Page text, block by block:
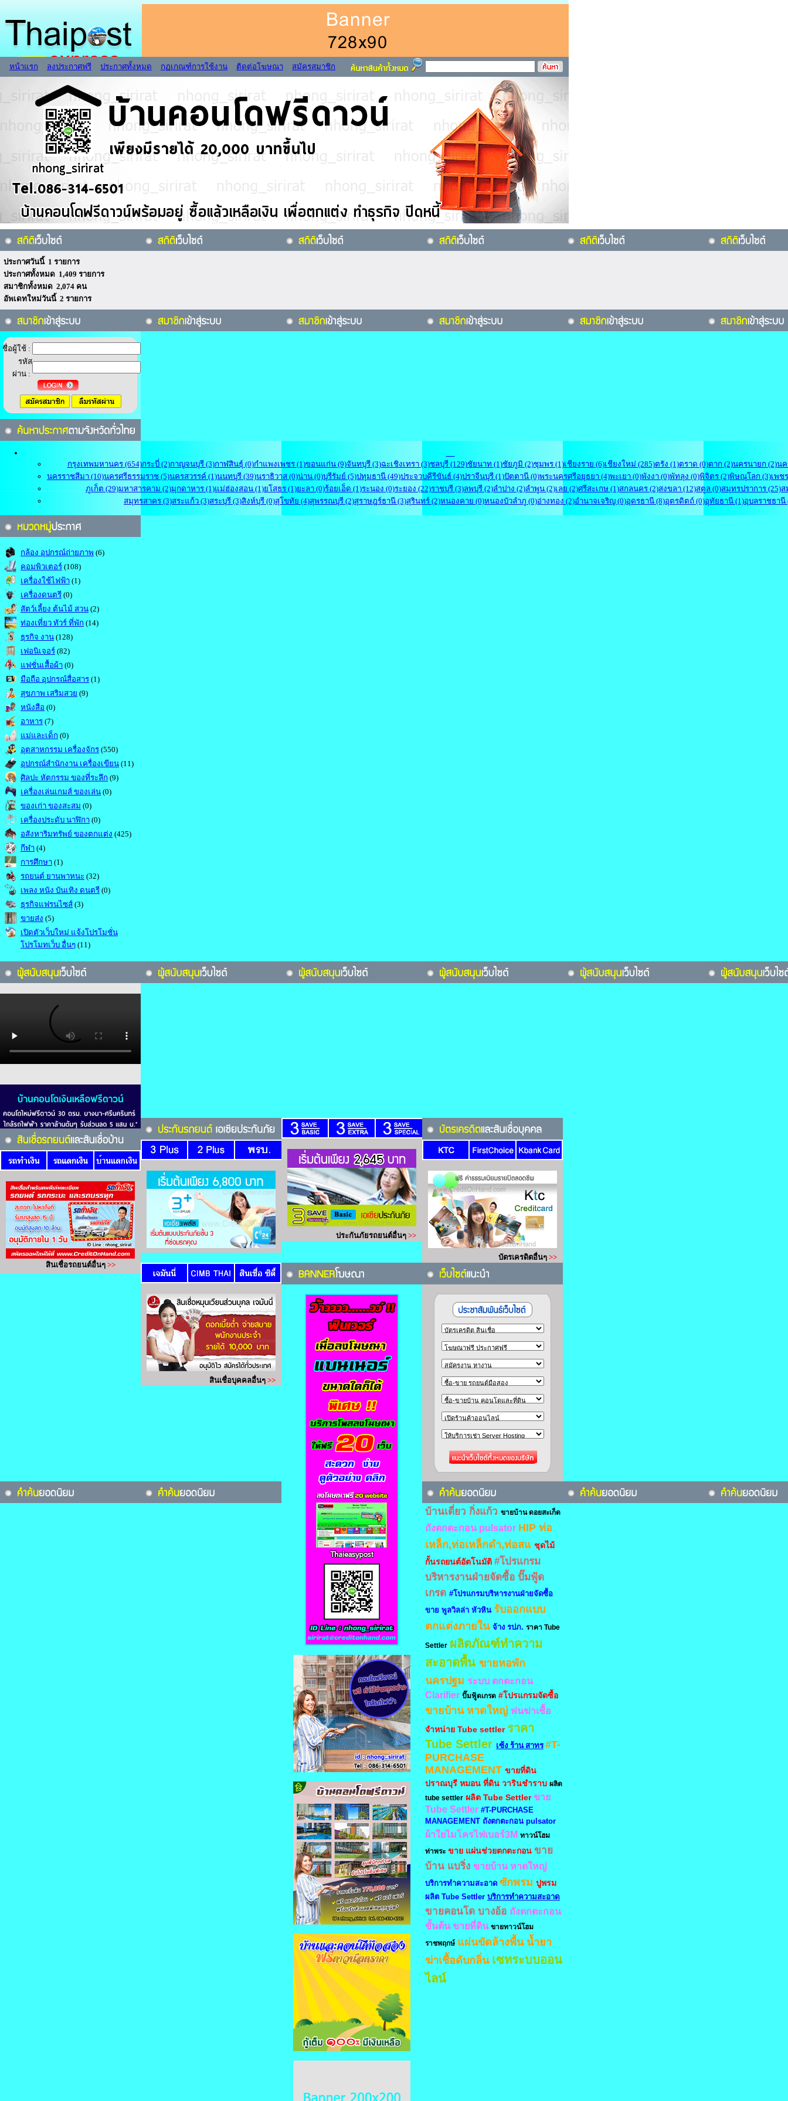
หน้าแรก ลงประกาศฟรี ประกาศทั้งหมด กฏเกณฑ์การใช้งาน ติดต่อโฆษณา สมัครสมาชิก
ประกาศวันนี้ 1 รายการ
ประกาศทั้งหมด 1,409 รายการ
สมาชิกทั้งหมด 2,074 คน
อัพเดทใหม่วันนี้ 2 รายการ
ชื่อผู้ใช้ :
รหัส
ผ่าน :
กรุงเทพมหานคร (654)กระบี่ (2)กาญจนบุรี (3)กาฬสินธุ์ (0)กำแพงเพชร (1)ขอนแก่น (9)จันทบุรี (3)ฉะเชิงเทรา (3)ชลบุรี (129)ชัยนาท (1)ชัยภูมิ (2)ชุมพร (1)เชียงราย (6)เชียงใหม่ (285)ตรัง (1)ตราด (0)ตาก (2)นครนายก (2)นค
นครราชสีมา (10)นครศรีธรรมราช (5)นครสวรรค์ (1)นนทบุรี (39)นราธิวาส (0)น่าน (0)บุรีรัมย์ (5)ปทุมธานี (49)ประจวบคีรีขันธ์ (4)ปราจีนบุรี (1)ปัตตานี (0)พระนครศรีอยุธยา (4)พะเยา (0)พังงา (0)พัทลุง (0)พิจิตร (2)พิษณุโลก (3)เพช
ภูเก็ต (29)มหาสารคาม (2)มุกดาหาร (1)แม่ฮ่องสอน (1)ยโสธร (1)ยะลา (0)ร้อยเอ็ด (1)ระนอง (0)ระยอง (22)ราชบุรี (3)ลพบุรี (2)ลำปาง (2)ลำพูน (2)เลย (2)ศรีสะเกษ (1)สกลนคร (2)สงขลา (12)สตูล (0)สมุทรปราการ (25)ส
สมุทรสาคร (3)สระแก้ว (3)สระบุรี (3)สิงห์บุรี (0)สุโขทัย (4)สุพรรณบุรี (2)สุราษฎร์ธานี (3)สุรินทร์ (2)หนองคาย (0)หนองบัวลำภู (0)อ่างทอง (2)อำนาจเจริญ (0)อุดรธานี (8)อุตรดิตถ์ (0)อุทัยธานี (1)อุบลราชธานี
กล้อง อุปกรณ์ถ่ายภาพ (6)
คอมพิวเตอร์ (108)
เครื่องใช้ไฟฟ้า (1)
เครื่องดนตรี (0)
สัตว์เลี้ยง ต้นไม้ สวน (2)
ท่องเที่ยว ทัวร์ ที่พัก (14)
ธุรกิจ งาน (128)
เฟอนิเจอร์ (82)
แฟชั่นเสื้อผ้า (0)
มือถือ อุปกรณ์สื่อสาร (1)
สุขภาพ เสริมสวย (9)
หนังสือ (0)
อาหาร (7)
แม่และเด็ก (0)
อุตสาหกรรม เครื่องจักร (550)
อุปกรณ์สำนักงาน เครื่องเขียน (11)
ศิลปะ หัตกรรม ของที่ระลึก (9)
เครื่องเล่นเกมส์ ของเล่น (0)
ของเก่า ของสะสม (0)
เครื่องประดับ นาฬิกา (0)
อสังหาริมทรัพย์ ของตกแต่ง (425)
กีฬา (4)
การศึกษา (1)
รถยนต์ ยานพาหนะ (32)
เพลง หนัง บันเทิง ดนตรี (0)
ธุรกิจแฟรนไซส์ (3)
ขายส่ง (5)
เปิดตัวเว็บใหม่ แจ้งโปรโมชั่น
โปรโมทเว็บ อื่นๆ (11)
บ้านเดี่ยว กิ่งแก้ว ขายบ้าน ดอยสะเก็ด
ถังตกตะกอน pulsator HIP ท่อ
เหล็ก,ท่อเหล็กดำ,ท่อสแ ชุดไม้
กั้นรถยนต์อัตโนมัติ #โปรแกรม
บริหารงานฝ่ายจัดซื้อ ปั๊มฟู้ด
เกรด #โปรแกรมบริหารงานฝ่ายจัดซื้อ
ขาย พูลวิลล่า หัวหิน รับออกแบบ
ตกแต่งภายใน จ้าง รปภ. ราคา Tube
Settler ผลิตภัณฑ์ทำความ
สะอาดพื้น ขายหอพัก
นครปฐม ระบบ ตกตะกอน
Clarifier ปั๊มฟู้ดเกรด #โปรแกรมจัดซื้อ
ขายบ้าน หาดใหญ่ พ่นฆ่าเชื้อ
จำหน่าย Tube settler ราคา
Tube Settler เซ้ง ร้าน สาทร #T-
PURCHASE
MANAGEMENT ขายที่ดิน
ปราณบุรี หมอน ที่ดิน วารินชำราบ ผลิต
tube settler ผลิต Tube Settler ขาย
Tube Settler #T-PURCHASE
MANAGEMENT ถังตกตะกอน pulsator
ผ้าใยไมโครไฟเบอร์3M ทาวน์โฮม
ท่าพระ ขาย แผ่นช่วยตกตะกอน ขาย
บ้าน แบริ่ง ขายบ้าน หาดใหญ่
บริการทำความสะอาด ซักพรม ปูพรม
ผลิต Tube Settler บริการทำความสะอาด
ขายคอนโด บางอ้อ ถังตกตะกอน
ขั้นต้น ขายที่ดิน ขายทาวน์โฮม
ราชพฤกษ์ แผ่นขัดล้างพื้น น้ำยา
ฆ่าเชื้อดับกลิ่น เซทระบบออน
ไลน์